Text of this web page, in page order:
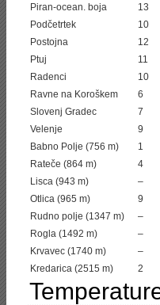
Piran-ocean. boja
13
Podčetrtek
10
Postojna
12
Ptuj
11
Radenci
10
Ravne na Koroškem
6
Slovenj Gradec
7
Velenje
9
Babno Polje (756 m)
1
Rateče (864 m)
4
Lisca (943 m)
–
Otlica (965 m)
9
Rudno polje (1347 m)
–
Rogla (1492 m)
–
Krvavec (1740 m)
–
Kredarica (2515 m)
2